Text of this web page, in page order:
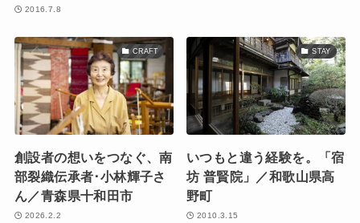
2016.7.8
CRAFT
創設者の想いをつなぐ、南
部裂織伝承者･小林輝子さ
ん／青森県十和田市
2026.2.2
STAY
いつもと違う経験を。「宿
坊 普賢院」／和歌山県高
野町
2010.3.15